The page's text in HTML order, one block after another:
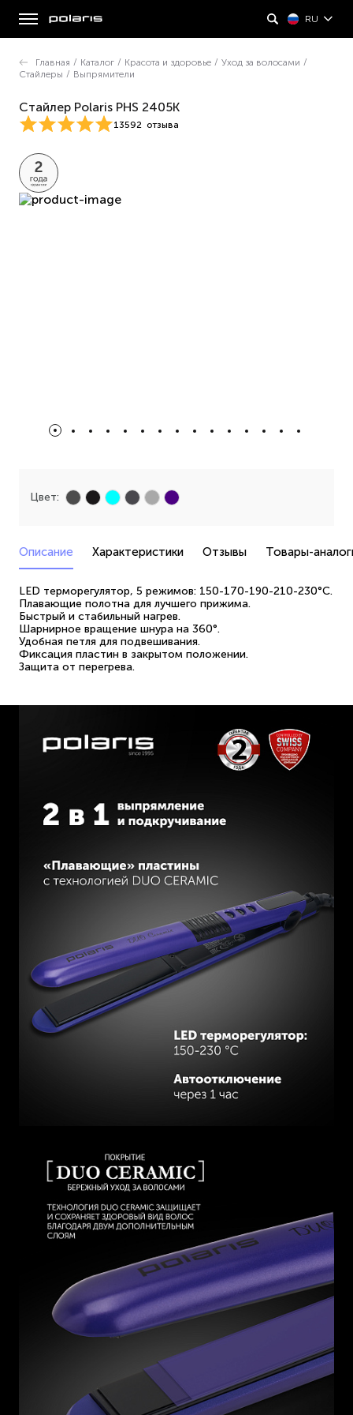
RU
Главная / Каталог / Красота и здоровье / Уход за волосами /
Стайлеры / Выпрямители
Стайлер Polaris PHS 2405K
13592 отзыва
Цвет:
Описание Характеристики Отзывы Товары-
LED терморегулятор, 5 режимов: 150-170-190-210-230°C.
Плавающие полотна для лучшего прижима.
Быстрый и стабильный нагрев.
Шарнирное вращение шнура на 360°.
Удобная петля для подвешивания.
Фиксация пластин в закрытом положении.
Защита от перегрева.